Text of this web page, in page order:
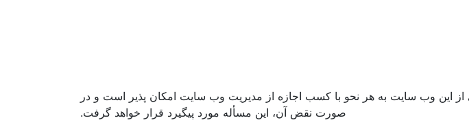
این وب سایت به هر نحو با کسب اجازه از مدیریت وب سایت امکان پذیر است و در
صورت نقض آن، این مسأله مورد پیگیرد قرار خواهد گرفت.